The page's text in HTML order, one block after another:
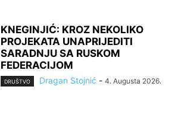
KNEGINJIĆ: KROZ NEKOLIKO
PROJEKATA UNAPRIJEDITI
SARADNJU SA RUSKOM
FEDERACIJOM
DRUŠTVO Dragan Stojnić - 4. Augusta 2026.